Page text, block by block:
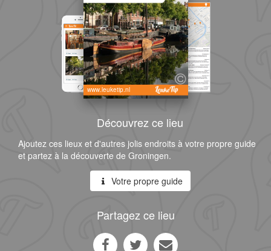
www.leuketip.nl
Découvrez ce lieu
Ajoutez ces lieux et d'autres jolis endroits à votre propre guide
et partez à la découverte de Groningen.
Votre propre guide
Partagez ce lieu